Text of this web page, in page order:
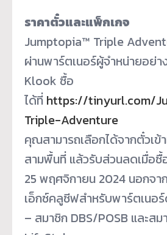
ราคาตั๋วและแพ็กเกจ
Jumptopia™ Triple
ผ่านพาร์ตเนอร์ผู้จำหน่ายอย่า
Klook ซื้อ
ได้ที่ https://tinyurl.com/
Triple-Adventure
คุณสามารถเลือกได้จากตั๋วเข้
สามพื้นที่ แล้วรับส่วนลดเมื่อ
25 พฤศจิกายน 2024 นอกจ
เอ็กซ์คลูซีฟสำหรับพาร์ตเนอ
– สมาชิก DBS/POSB และสม